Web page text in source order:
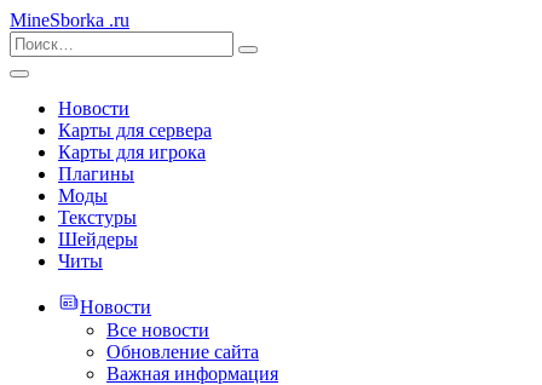
MineSborka .ru
Новости
Карты для сервера
Карты для игрока
Плагины
Моды
Текстуры
Шейдеры
Читы
Новости
Все новости
Обновление сайта
Важная информация